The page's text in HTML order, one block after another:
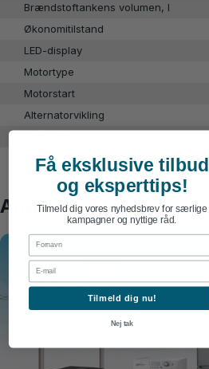
Brændstoftankens volumen, l
Økonomitilstand
LED-display
Motortype
Motorstart
Alternatorvikling
Andre artikler
Få eksklusive tilbud
og eksperttips!
Tilmeld dig vores nyhedsbrev for særlige
kampagner og nyttige råd.
First Name
Email
Tilmeld dig nu!
Nej tak